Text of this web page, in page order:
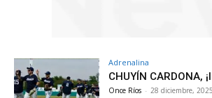
Adrenalina
CHUYÍN CARDONA,
Once Ríos - 28 diciembre, 2025